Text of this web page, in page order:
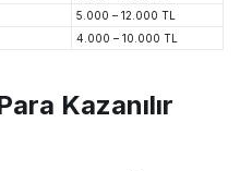
5.000 – 12.000 TL
4.000 – 10.000 TL
Kazanılır